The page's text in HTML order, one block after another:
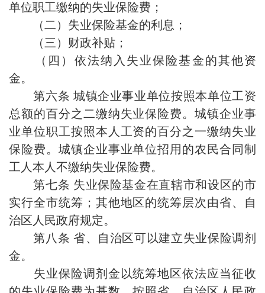
单位职工缴纳的失业保险费；
（二）失业保险基金的利息；
（三）财政补贴；
（四）依法纳入失业保险基金的其他资
金。
第六条 城镇企业事业单位按照本单位工资
总额的百分之二缴纳失业保险费。城镇企业事
业单位职工按照本人工资的百分之一缴纳失业
保险费。城镇企业事业单位招用的农民合同制
工人本人不缴纳失业保险费。
第七条 失业保险基金在直辖市和设区的市
实行全市统筹；其他地区的统筹层次由省、自
治区人民政府规定。
第八条 省、自治区可以建立失业保险调剂
金。
失业保险调剂金以统筹地区依法应当征收